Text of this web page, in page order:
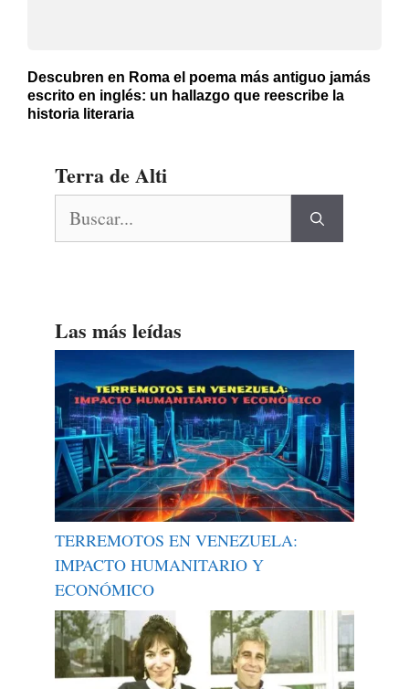
Descubren en Roma el poema más antiguo jamás
escrito en inglés: un hallazgo que reescribe la
historia literaria
Terra de Alti
Las más leídas
TERREMOTOS EN VENEZUELA:
IMPACTO HUMANITARIO Y
ECONÓMICO